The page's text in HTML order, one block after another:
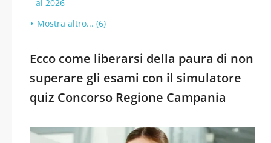
al 2026
Mostra altro... (6)
Ecco come liberarsi della paura di non
superare gli esami con il simulatore
quiz Concorso Regione Campania